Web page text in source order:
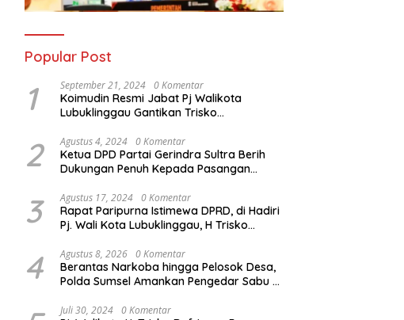
Popular Post
1 September 21, 2024 0 Komentar
Koimudin Resmi Jabat Pj Walikota
Lubuklinggau Gantikan Trisko
2 Agustus 4, 2024 0 Komentar
Ketua DPD Partai Gerindra Sultra Berih
Dukungan Penuh Kepada Pasangan
Konawe (HADIR) di Pilkada Konawe 2024
3 Agustus 17, 2024 0 Komentar
Rapat Paripurna Istimewa DPRD, di Hadiri
Pj. Wali Kota Lubuklinggau, H Trisko
Mendengarkan Pidato Kenegaraan
Presiden RI Dalam Rangka HUT ke-79
4 Agustus 8, 2026 0 Komentar
Berantas Narkoba hingga Pelosok Desa,
Polda Sumsel Amankan Pengedar Sabu di
Juli 30, 2024 0 Komentar